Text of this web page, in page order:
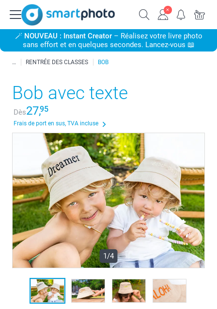
🪄 NOUVEAU : Instant Creator– Réalisez votre livre photo
sans effort et en quelques secondes. Lancez-vous 📖
RENTRÉE DES CLASSES BOB
Bob avec texte
Dès27,95
Frais de port en sus, TVA incluse
1/4